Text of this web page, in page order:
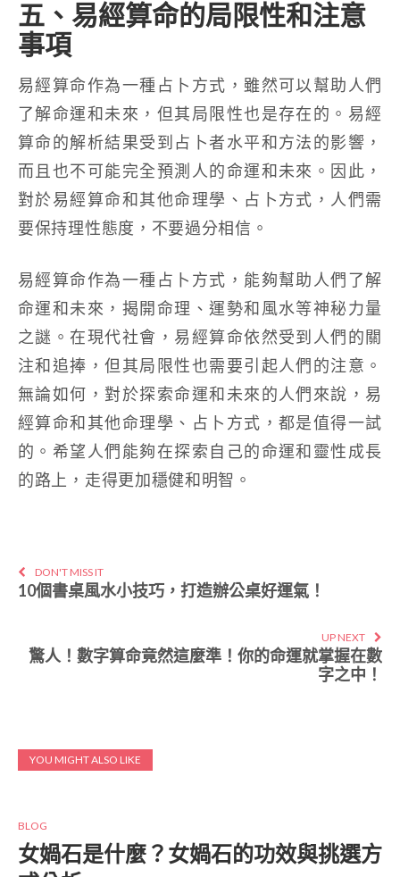
五、易經算命的局限性和注意
事項
易經算命作為一種占卜方式，雖然可以幫助人們
了解命運和未來，但其局限性也是存在的。易經
算命的解析結果受到占卜者水平和方法的影響，
而且也不可能完全預測人的命運和未來。因此，
對於易經算命和其他命理學、占卜方式，人們需
要保持理性態度，不要過分相信。
易經算命作為一種占卜方式，能夠幫助人們了解
命運和未來，揭開命理、運勢和風水等神秘力量
之謎。在現代社會，易經算命依然受到人們的關
注和追捧，但其局限性也需要引起人們的注意。
無論如何，對於探索命運和未來的人們來說，易
經算命和其他命理學、占卜方式，都是值得一試
的。希望人們能夠在探索自己的命運和靈性成長
的路上，走得更加穩健和明智。
DON'T MISS IT
10個書桌風水小技巧，打造辦公桌好運氣！
UP NEXT
驚人！數字算命竟然這麼準！你的命運就掌握在數
字之中！
YOU MIGHT ALSO LIKE
BLOG
女媧石是什麼？女媧石的功效與挑選方